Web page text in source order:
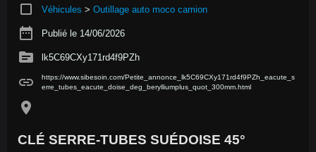
crop_square Véhicules > Outillage auto moco camion
date_range Publié le 14/06/2026
source lk5C69CXy171rd4f9PZh
link
https://www.sibesoin.com/Petite_annonce_lk5C69CXy171rd4f9PZh_eacute_s
erre_tubes_eacute_doise_deg_berylliumplus_quot_300mm.html
location_on
CLÉ SERRE-TUBES SUÉDOISE 45°